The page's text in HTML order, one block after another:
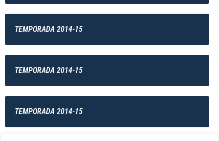
TEMPORADA 2014-15
TEMPORADA 2014-15
TEMPORADA 2014-15